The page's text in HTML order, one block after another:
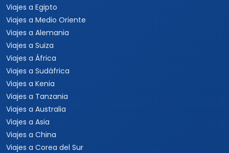
Viajes a Egipto
Viajes a Medio Oriente
Viajes a Alemania
Viajes a Suiza
Viajes a África
Viajes a Sudáfrica
Viajes a Kenia
Viajes a Tanzania
Viajes a Australia
Viajes a Asia
Viajes a China
Viajes a Corea del Sur